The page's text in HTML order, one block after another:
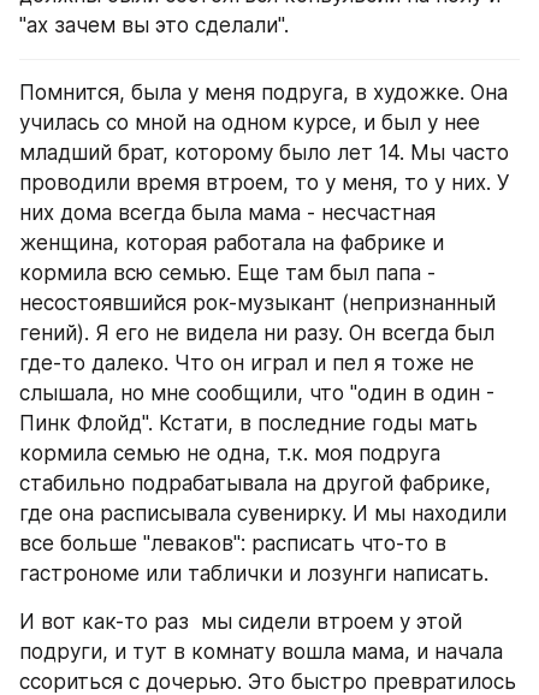
"ах зачем вы это сделали".
Помнится, была у меня подруга, в художке. Она
училась со мной на одном курсе, и был у нее
младший брат, которому было лет 14. Мы часто
проводили время втроем, то у меня, то у них. У
них дома всегда была мама - несчастная
женщина, которая работала на фабрике и
кормила всю семью. Еще там был папа -
несостоявшийся рок-музыкант (непризнанный
гений). Я его не видела ни разу. Он всегда был
где-то далеко. Что он играл и пел я тоже не
слышала, но мне сообщили, что "один в один -
Пинк Флойд". Кстати, в последние годы мать
кормила семью не одна, т.к. моя подруга
стабильно подрабатывала на другой фабрике,
где она расписывала сувенирку. И мы находили
все больше "леваков": расписать что-то в
гастрономе или таблички и лозунги написать.
И вот как-то раз  мы сидели втроем у этой
подруги, и тут в комнату вошла мама, и начала
ссориться с дочерью. Это быстро превратилось